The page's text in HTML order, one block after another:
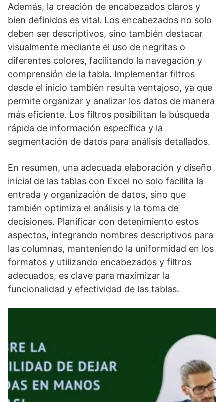
Además, la creación de encabezados claros y
bien definidos es vital. Los encabezados no solo
deben ser descriptivos, sino también destacar
visualmente mediante el uso de negritas o
diferentes colores, facilitando la navegación y
comprensión de la tabla. Implementar filtros
desde el inicio también resulta ventajoso, ya que
permite organizar y analizar los datos de manera
más eficiente. Los filtros posibilitan la búsqueda
rápida de información específica y la
segmentación de datos para análisis detallados.
En resumen, una adecuada elaboración y diseño
inicial de las tablas con Excel no solo facilita la
entrada y organización de datos, sino que
también optimiza el análisis y la toma de
decisiones. Planificar con detenimiento estos
aspectos, integrando nombres descriptivos para
las columnas, manteniendo la uniformidad en los
formatos y utilizando encabezados y filtros
adecuados, es clave para maximizar la
funcionalidad y efectividad de las tablas.